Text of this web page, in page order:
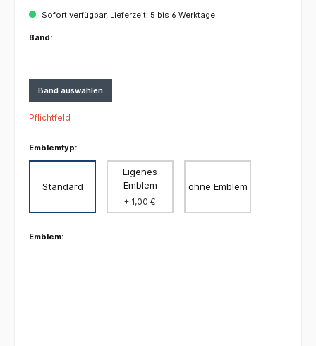
Sofort verfügbar, Lieferzeit: 5 bis 6 Werktage
Band:
Band auswählen
Pflichtfeld
Emblemtyp:
Standard
Eigenes
Emblem
+ 1,00 €
ohne Emblem
Emblem: